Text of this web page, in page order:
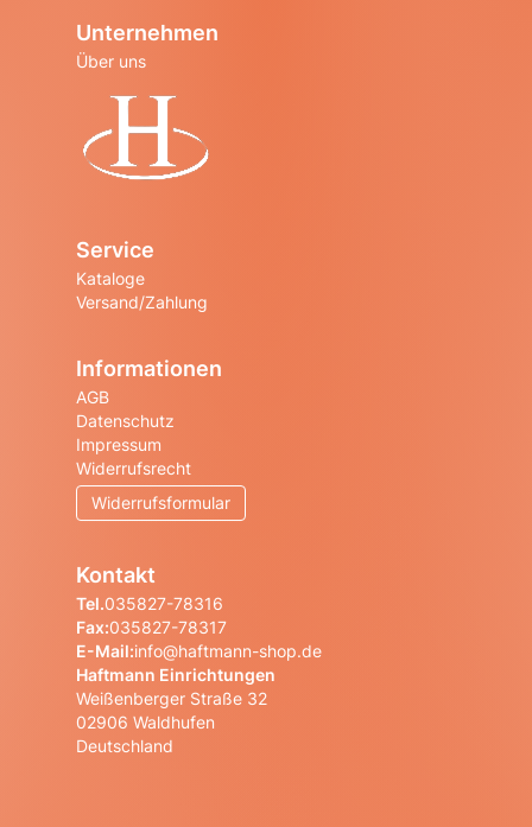
Unternehmen
Über uns
Service
Kataloge
Versand/Zahlung
Informationen
AGB
Datenschutz
Impressum
Widerrufsrecht
Widerrufsformular
Kontakt
Tel.035827-78316
Fax:035827-78317
E-Mail:info@haftmann-shop.de
Haftmann Einrichtungen
Weißenberger Straße 32
02906 Waldhufen
Deutschland